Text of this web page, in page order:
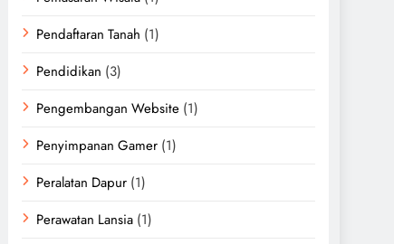
Pendaftaran Tanah (1)
Pendidikan (3)
Pengembangan Website (1)
Penyimpanan Gamer (1)
Peralatan Dapur (1)
Perawatan Lansia (1)